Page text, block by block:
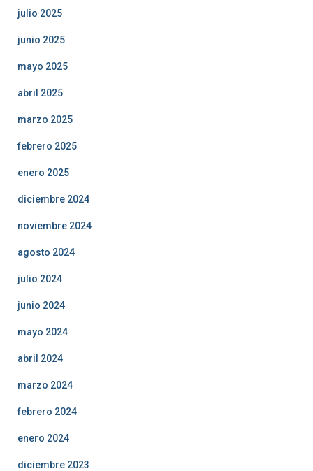
julio 2025
junio 2025
mayo 2025
abril 2025
marzo 2025
febrero 2025
enero 2025
diciembre 2024
noviembre 2024
agosto 2024
julio 2024
junio 2024
mayo 2024
abril 2024
marzo 2024
febrero 2024
enero 2024
diciembre 2023